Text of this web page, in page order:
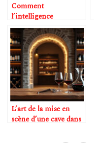
Comment
l’intelligence
artificielle décrit les
arômes mieux qu’un
sommelier
L’art de la mise en
scène d’une cave dans